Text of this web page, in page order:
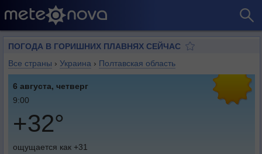
ПОГОДА В ГОРИШНИХ ПЛАВНЯХ СЕЙЧАС
Все страны › Украина › Полтавская область
6 августа, четверг
9:00
+32°
ощущается как +31